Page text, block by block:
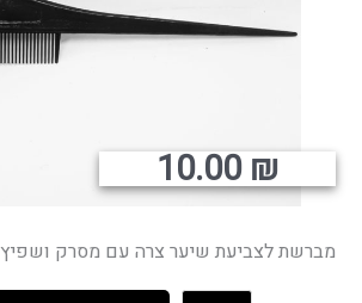
מברשת לצביעת שיער צרה עם מסרק ושפיץ
10.00₪